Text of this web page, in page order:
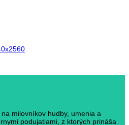
milovníkov hudby, umenia a
podujatiami, z ktorých prináša